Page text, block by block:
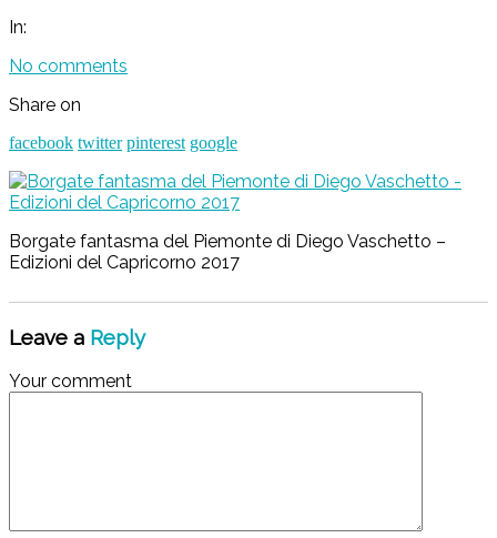
In:
No comments
Share on
facebook twitter pinterest google
Borgate fantasma del Piemonte di Diego Vaschetto –
Edizioni del Capricorno 2017
Leave a Reply
Your comment